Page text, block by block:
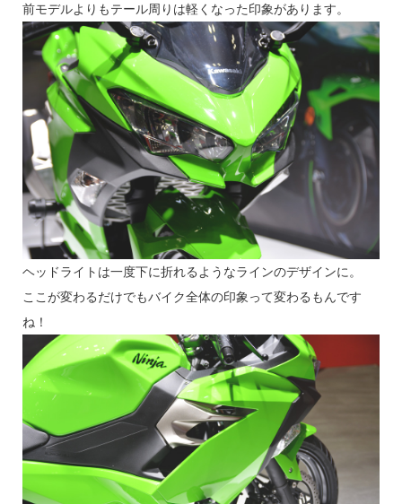
前モデルよりもテール周りは軽くなった印象があります。
ヘッドライトは一度下に折れるようなラインのデザインに。
ここが変わるだけでもバイク全体の印象って変わるもんです
ね！